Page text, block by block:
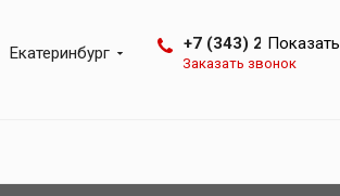
Екатеринбург +7 (343) 288-07-25
Показать
Заказать звонок